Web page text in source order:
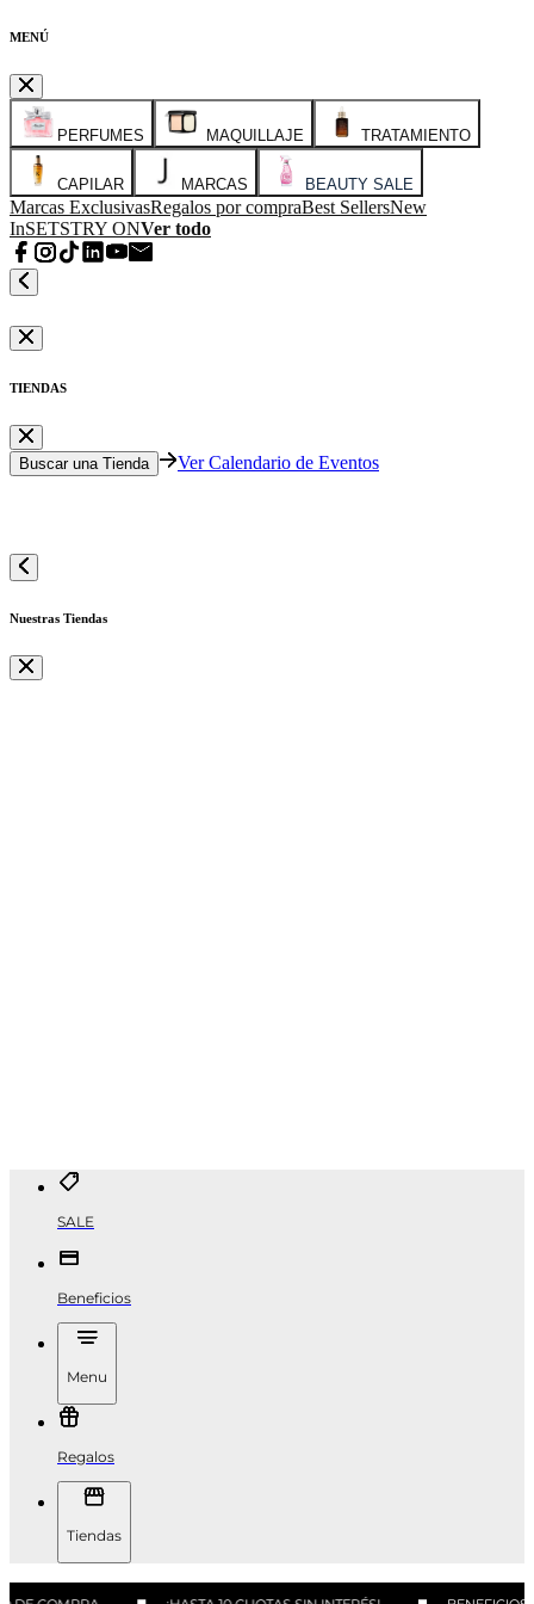
MENÚ
PERFUMES MAQUILLAJE TRATAMIENTO
CAPILAR MARCAS BEAUTY SALE
Marcas ExclusivasRegalos por compraBest SellersNew
InSETSTRY ONVer todo
TIENDAS
Buscar una Tienda Ver Calendario de Eventos
Nuestras Tiendas
SALE
Beneficios
Menu
Regalos
Tiendas